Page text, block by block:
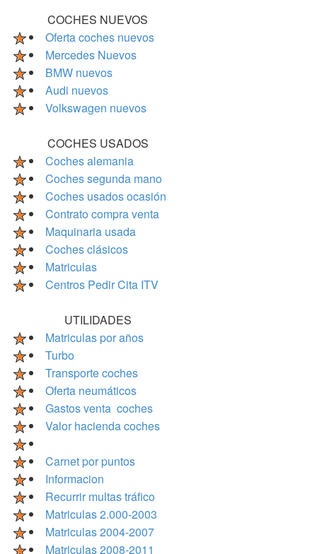
COCHES NUEVOS
Oferta coches nuevos
Mercedes Nuevos
BMW nuevos
Audi nuevos
Volkswagen nuevos
COCHES USADOS
Coches alemania
Coches segunda mano
Coches usados ocasión
Contrato compra venta
Maquinaria usada
Coches clásicos
Matriculas
Centros Pedir Cita ITV
UTILIDADES
Matriculas por años
Turbo
Transporte coches
Oferta neumáticos
Gastos venta coches
Valor hacienda coches
Carnet por puntos
Informacion
Recurrir multas tráfico
Matriculas 2.000-2003
Matriculas 2004-2007
Matriculas 2008-2011